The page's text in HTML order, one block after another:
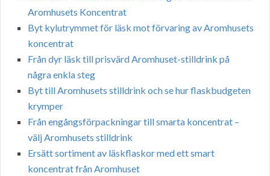
Aromhusets Koncentrat
Byt kylutrymmet för läsk mot förvaring av Aromhusets
koncentrat
Från dyr läsk till prisvärd Aromhuset-stilldrink på
några enkla steg
Byt till Aromhusets stilldrink och se hur flaskbudgeten
krymper
Från engångsförpackningar till smarta koncentrat –
välj Aromhusets stilldrink
Ersätt sortiment av läskflaskor med ett smart
koncentrat från Aromhuset